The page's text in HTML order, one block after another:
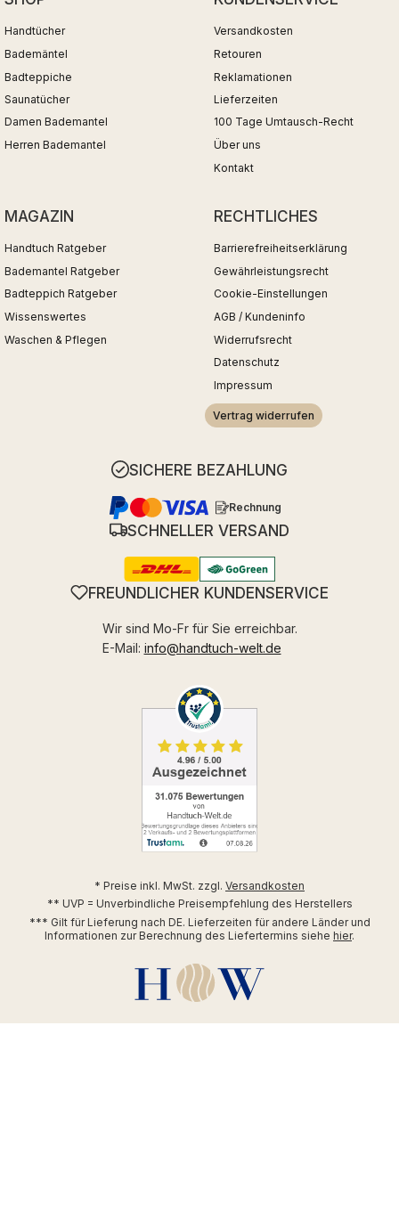
Handtücher
Bademäntel
Badteppiche
Saunatücher
Damen Bademantel
Herren Bademantel
Versandkosten
Retouren
Reklamationen
Lieferzeiten
100 Tage Umtausch-Recht
Über uns
Kontakt
MAGAZIN
Handtuch Ratgeber
Bademantel Ratgeber
Badteppich Ratgeber
Wissenswertes
Waschen & Pflegen
RECHTLICHES
Barrierefreiheitserklärung
Gewährleistungsrecht
Cookie-Einstellungen
AGB / Kundeninfo
Widerrufsrecht
Datenschutz
Impressum
Vertrag widerrufen
SICHERE BEZAHLUNG
Rechnung
SCHNELLER VERSAND
FREUNDLICHER KUNDENSERVICE
Wir sind Mo-Fr für Sie erreichbar.
E-Mail: info@handtuch-welt.de
* Preise inkl. MwSt. zzgl. Versandkosten
** UVP = Unverbindliche Preisempfehlung des Herstellers
*** Gilt für Lieferung nach DE. Lieferzeiten für andere Länder und
Informationen zur Berechnung des Liefertermins siehe hier.